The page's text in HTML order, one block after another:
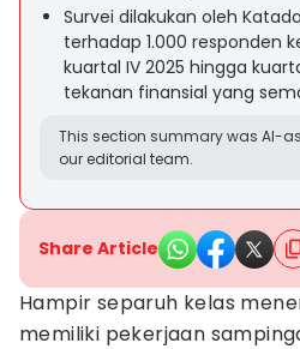
Survei dilakukan oleh
terhadap 1.000 responden
kuartal IV 2025 hingga
tekanan finansial yang
This section summary was AI-
our editorial team.
Share Article
Hampir separuh kelas
memiliki pekerjaan